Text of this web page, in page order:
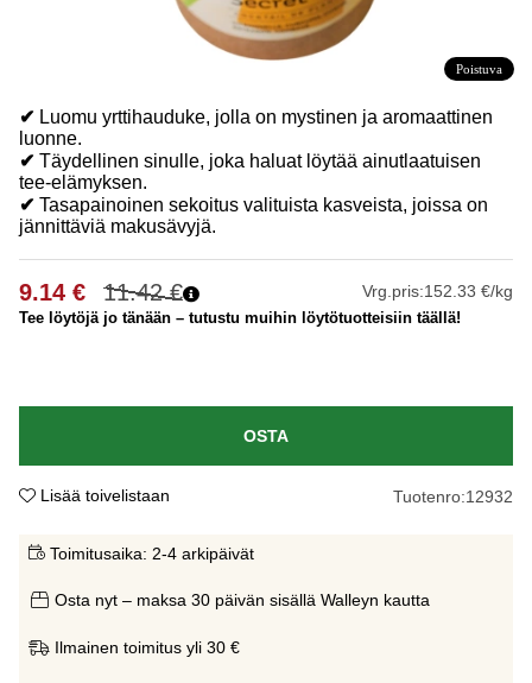
Poistuva
✔ Luomu yrttihauduke, jolla on mystinen ja aromaattinen
luonne.
✔ Täydellinen sinulle, joka haluat löytää ainutlaatuisen
tee-elämyksen.
✔ Tasapainoinen sekoitus valituista kasveista, joissa on
jännittäviä makusävyjä.
11.42€
9.14 € Vrg.pris:152.33 €/kg
Tee löytöjä jo tänään – tutustu muihin löytötuotteisiin täällä!
OSTA
Lisää toivelistaan Tuotenro:12932
Toimitusaika: 2-4 arkipäivät
Osta nyt – maksa 30 päivän sisällä Walleyn kautta
Ilmainen toimitus yli 30 €